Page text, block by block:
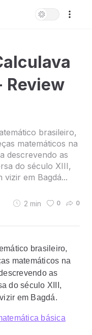
Review
brasileiro,
matemáticos na
descrevendo as
do século XIII,
vizir em Bagdá...
2 min 0 0
brasileiro,
matemáticos na
as
do século XIII,
em Bagdá.
básica